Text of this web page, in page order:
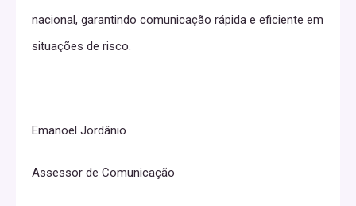
nacional, garantindo comunicação rápida e eficiente em
situações de risco.
Emanoel Jordânio
Assessor de Comunicação